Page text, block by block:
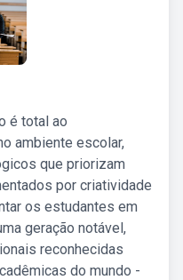
é total ao
ambiente escolar,
que priorizam
por criatividade
os estudantes em
geração notável,
reconhecidas
do mundo -